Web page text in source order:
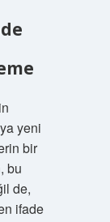
yeni
bir
bu
de,
ifade